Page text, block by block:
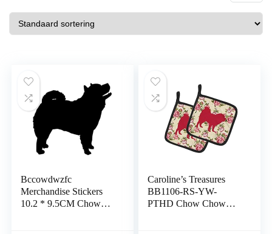
Bccowdwzfc
Merchandise Stickers
10.2 * 9.5CM Chow
Caroline’s Treasures
BB1106-RS-YW-
PTHD Chow Chow